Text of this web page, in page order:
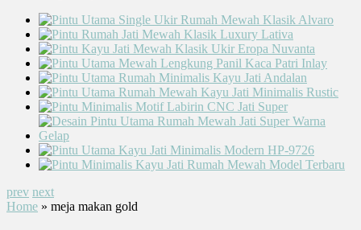
prev next
Home » meja makan gold